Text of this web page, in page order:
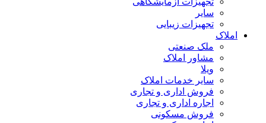
سایر
تجهیزات زیبایی
املاک
ملک صنعتی
مشاور املاک
ویلا
سایر خدمات املاک
فروش اداری و تجاری
اجاره اداری و تجاری
فروش مسکونی